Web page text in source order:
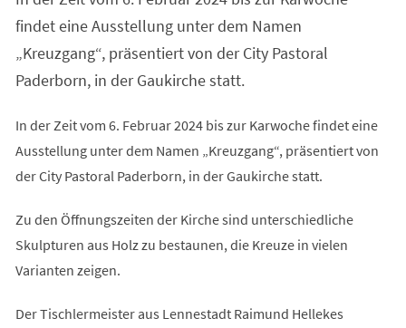
findet eine Ausstellung unter dem Namen
„Kreuzgang“, präsentiert von der City Pastoral
Paderborn, in der Gaukirche statt.
In der Zeit vom 6. Februar 2024 bis zur Karwoche findet eine
Ausstellung unter dem Namen „Kreuzgang“, präsentiert von
der City Pastoral Paderborn, in der Gaukirche statt.
Zu den Öffnungszeiten der Kirche sind unterschiedliche
Skulpturen aus Holz zu bestaunen, die Kreuze in vielen
Varianten zeigen.
Der Tischlermeister aus Lennestadt Raimund Hellekes